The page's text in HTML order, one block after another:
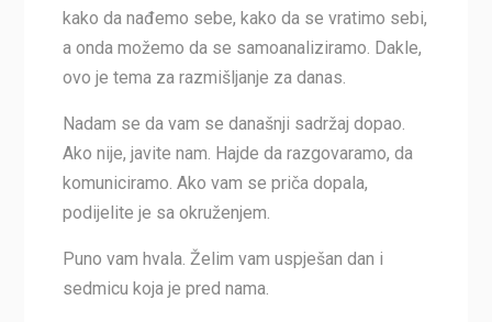
kako da nađemo sebe, kako da se vratimo sebi,
a onda možemo da se samoanaliziramo. Dakle,
ovo je tema za razmišljanje za danas.
Nadam se da vam se današnji sadržaj dopao.
Ako nije, javite nam. Hajde da razgovaramo, da
komuniciramo. Ako vam se priča dopala,
podijelite je sa okruženjem.
Puno vam hvala. Želim vam uspješan dan i
sedmicu koja je pred nama.